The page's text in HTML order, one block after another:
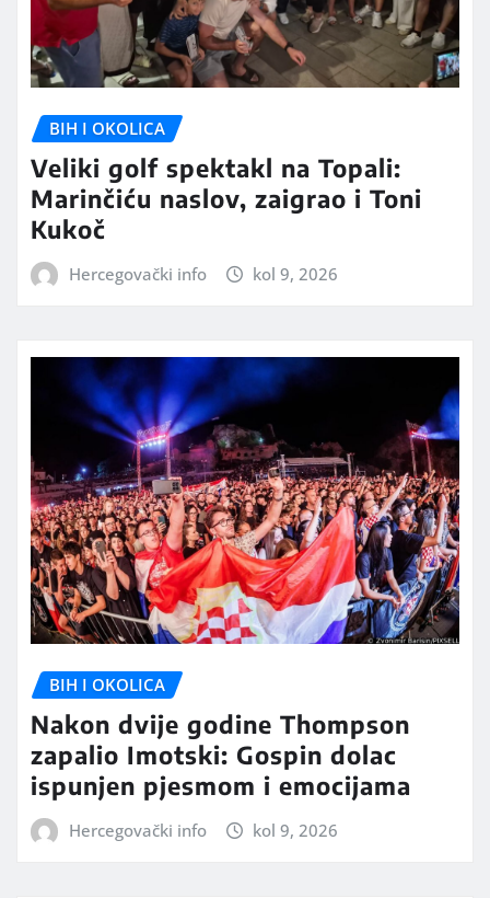
BIH I OKOLICA
Veliki golf spektakl na Topali:
Marinčiću naslov, zaigrao i Toni
Kukoč
Hercegovački info kol 9, 2026
BIH I OKOLICA
Nakon dvije godine Thompson
zapalio Imotski: Gospin dolac
ispunjen pjesmom i emocijama
Hercegovački info kol 9, 2026